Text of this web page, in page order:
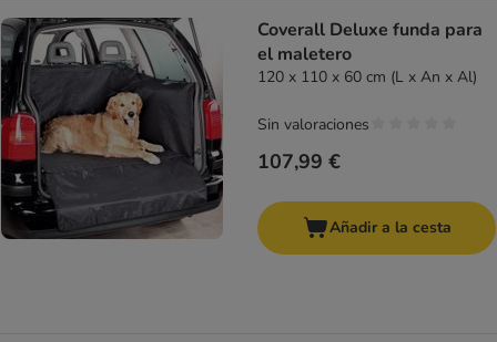
Coverall Deluxe funda para
el maletero
120 x 110 x 60 cm (L x An x Al)
107,99 €
Sin valoraciones
Añadir a la cesta